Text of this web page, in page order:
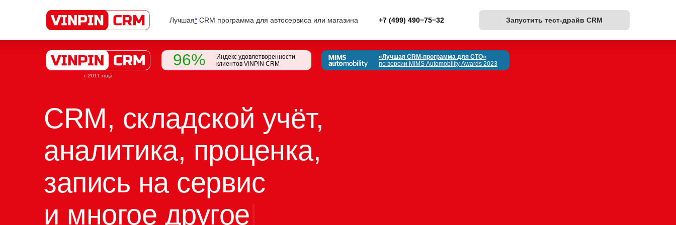
Лучшая*CRM программа для автосервиса или магазина Запустить тест-драйв CRM
+7 (499) 490−75−32
CRM, складской учёт,
аналитика, проценка,
запись на сервис
и многое другое
Индекс удовлетворенности
клиентов VINPIN CRM
96%
с 2011 года
«Лучшая CRM-программа для СТО»
по версии MIMS Automobility Awards 2023